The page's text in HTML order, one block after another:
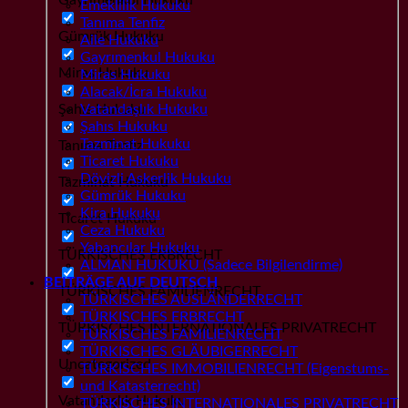
Gümrük Hukuku
Miras Hukuku
Şahıs Hukuku
Tanıma Tenfiz
Tazminat Hukuku
Ticaret Hukuku
TÜRKISCHES ERBRECHT
TÜRKISCHES FAMILIENRECHT
TÜRKISCHES INTERNATIONALES PRIVATRECHT
Uncategorized
Vatandaşlık Hukuku
Emeklilik Hukuku
Tanıma Tenfiz
Aile Hukuku
Gayrımenkul Hukuku
Miras Hukuku
Alacak/İcra Hukuku
Vatandaşlık Hukuku
Şahıs Hukuku
Tazminat Hukuku
Ticaret Hukuku
Dövizli Askerlik Hukuku
Gümrük Hukuku
Kira Hukuku
Ceza Hukuku
Yabancılar Hukuku
ALMAN HUKUKU (Sadece Bilgilendirme)
BEITRÄGE AUF DEUTSCH
TÜRKISCHES AUSLÄNDERRECHT
TÜRKISCHES ERBRECHT
TÜRKISCHES FAMILIENRECHT
TÜRKISCHES GLÄUBIGERRECHT
TÜRKISCHES IMMOBILIENRECHT (Eigenstums-
und Katasterrecht)
TÜRKISCHES INTERNATIONALES PRIVATRECHT